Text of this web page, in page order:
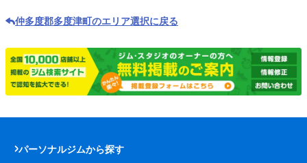
仲多度郡多度津町のエリア選択に戻る
パーソナルジムから探す